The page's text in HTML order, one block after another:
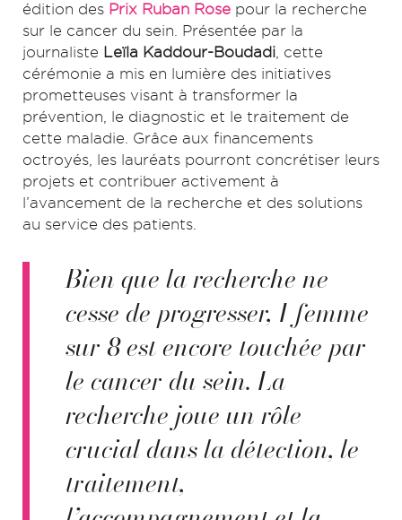
édition des Prix Ruban Rose pour la recherche
sur le cancer du sein. Présentée par la
journaliste Leïla Kaddour-Boudadi , cette
cérémonie a mis en lumière des initiatives
prometteuses visant à transformer la
prévention, le diagnostic et le traitement de
cette maladie. Grâce aux financements
octroyés, les lauréats pourront concrétiser leurs
projets et contribuer activement à
l’avancement de la recherche et des solutions
au service des patients.
Bien que la recherche ne
cesse de progresser, 1 femme
sur 8 est encore touchée par
le cancer du sein. La
recherche joue un rôle
crucial dans la détection, le
traitement,